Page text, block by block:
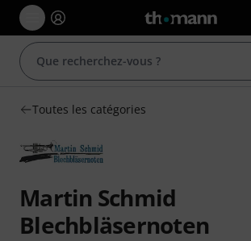
Toutes les catégories
Martin Schmid
Blechbläsernoten